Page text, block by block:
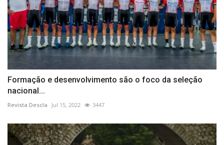
Formação e desenvolvimento são o foco da seleção
nacional...
Revista Descla Jul 15, 2022 3447